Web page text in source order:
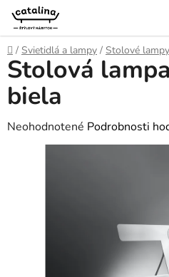
Prejsť
obsah
Domov
/ Svietidlá a lampy / Stolové lampy
Stolová
biela
Priemerné
hodnotenie
Neohodnotené Podrobnosti